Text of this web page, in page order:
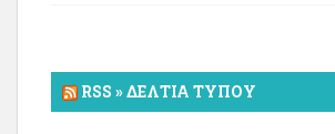
RSS » ΔΕΛΤΊΑ ΤΎΠΟΥ